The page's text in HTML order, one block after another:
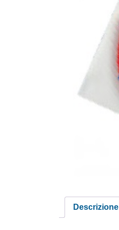
Descrizione